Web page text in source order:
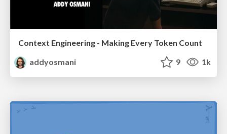
Context Engineering - Making Every Token Count
addyosmani
9 1k